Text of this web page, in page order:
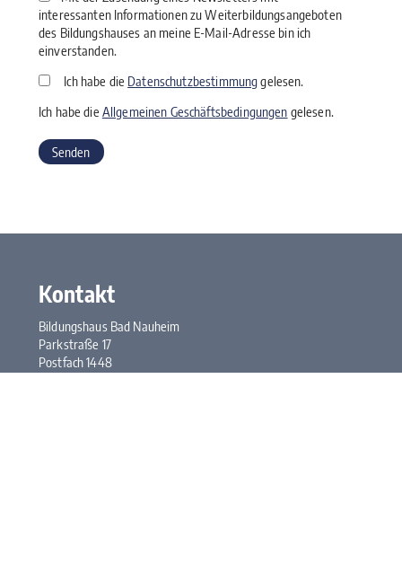
interessanten Informationen zu Weiterbildungsangeboten
des Bildungshauses an meine E-Mail-Adresse bin ich
einverstanden.
Ich habe die Datenschutzbestimmunggelesen.
Ich habe die Allgemeinen Geschäftsbedingungen gelesen.
Kontakt
Bildungshaus Bad Nauheim
Parkstraße 17
Postfach 1448